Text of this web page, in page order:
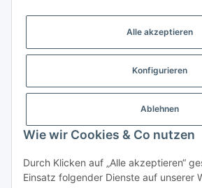
Alle akzeptieren
Konfigurieren
Ablehnen
Wie wir Cookies & Co nutzen
Durch Klicken auf „Alle akzeptieren“
Einsatz folgender Dienste auf unserer
Gesetzliche Informationen
Weitere Informationen
Support - Hilfe
Modellbau Großhandel